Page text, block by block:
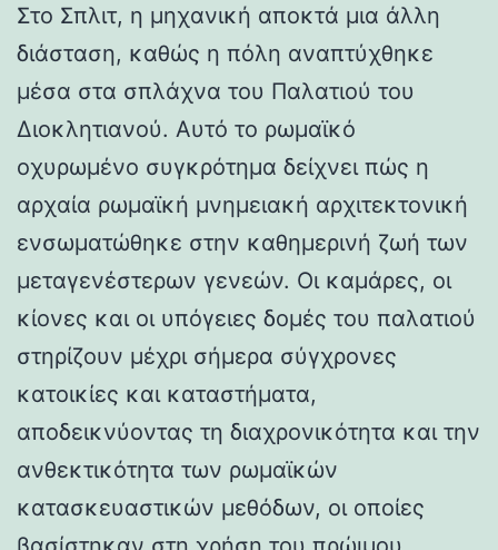
Στο Σπλιτ, η μηχανική αποκτά μια άλλη
διάσταση, καθώς η πόλη αναπτύχθηκε
μέσα στα σπλάχνα του Παλατιού του
Διοκλητιανού. Αυτό το ρωμαϊκό
οχυρωμένο συγκρότημα δείχνει πώς η
αρχαία ρωμαϊκή μνημειακή αρχιτεκτονική
ενσωματώθηκε στην καθημερινή ζωή των
μεταγενέστερων γενεών. Οι καμάρες, οι
κίονες και οι υπόγειες δομές του παλατιού
στηρίζουν μέχρι σήμερα σύγχρονες
κατοικίες και καταστήματα,
αποδεικνύοντας τη διαχρονικότητα και την
ανθεκτικότητα των ρωμαϊκών
κατασκευαστικών μεθόδων, οι οποίες